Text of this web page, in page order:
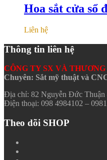
Hoa sắt cửa sổ
Liên hệ
Thông tin liên hệ
CÔNG TY SX VÀ
Chuyên: Sắt mỹ thuật và
Địa chỉ: 82 Nguyễn Đức
Điện thoại: 098 4984102 –
Theo dõi SHOP